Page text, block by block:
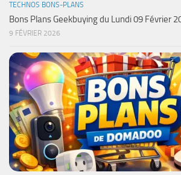
TECHNOS BONS-PLANS
Bons Plans Geekbuying du Lundi 09 Février
9 FÉVRIER 2026